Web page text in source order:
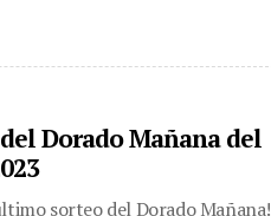
Dorado Mañana del
sorteo del Dorado Mañana!